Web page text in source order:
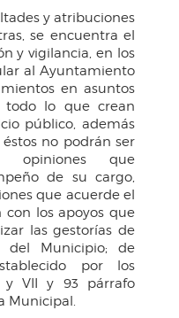
y atribuciones
se encuentra el
y vigilancia, en los
al Ayuntamiento
en asuntos
todo lo que crean
público, además
no podrán ser
opiniones que
de su cargo,
que acuerde el
los apoyos que
las gestorías de
del Municipio; de
por los
y VII y 93 párrafo
Municipal.